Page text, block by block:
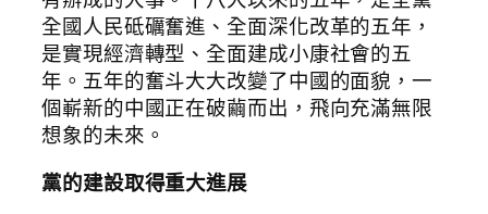
全國人民砥礪奮進、全面深化改革的五年，
是實現經濟轉型、全面建成小康社會的五
年。五年的奮斗大大改變了中國的面貌，一
個嶄新的中國正在破繭而出，飛向充滿無限
想象的未來。
黨的建設取得重大進展